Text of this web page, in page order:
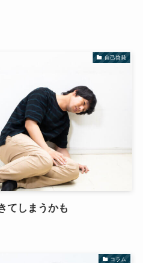
自己啓発
てしまうかも
コラム